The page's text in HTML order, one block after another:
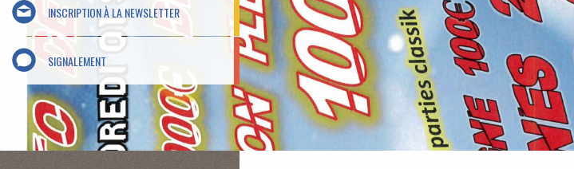
INSCRIPTION À LA NEWSLETTER
SIGNALEMENT